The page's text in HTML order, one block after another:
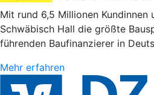
Mit rund 6,5 Millionen Kundinnen
Schwäbisch Hall die größte
führenden Baufinanzierer in
Mehr erfahren